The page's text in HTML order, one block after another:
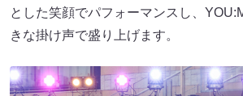
とした笑顔でパフォーマンスし、
きな掛け声で盛り上げます。